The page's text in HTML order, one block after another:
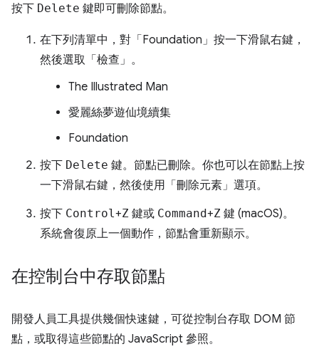
按下 Delete 鍵即可刪除節點。
在下列清單中，對「Foundation」 按一下滑鼠右鍵，
然後選取「檢查」 。
The Illustrated Man
愛麗絲夢遊仙境續集
Foundation
按下 Delete 鍵。節點已刪除。你也可以在節點上按
一下滑鼠右鍵，然後使用「刪除元素」 選項。
按下 Control +Z 鍵或 Command+Z 鍵 (macOS)。
系統會復原上一個動作，節點會重新顯示。
在控制台中存取節點
開發人員工具提供幾個快速鍵，可從控制台存取 DOM 節
點，或取得這些節點的 JavaScript 參照。